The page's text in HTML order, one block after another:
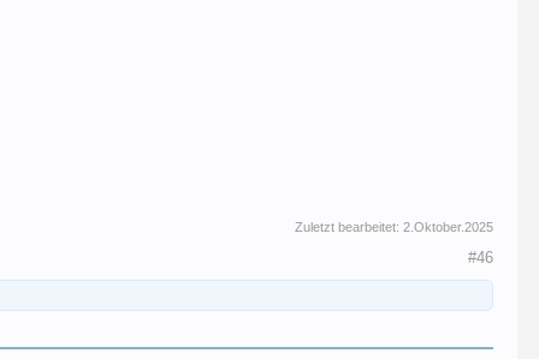
Zuletzt bearbeitet: 2.Oktober.2025
#46